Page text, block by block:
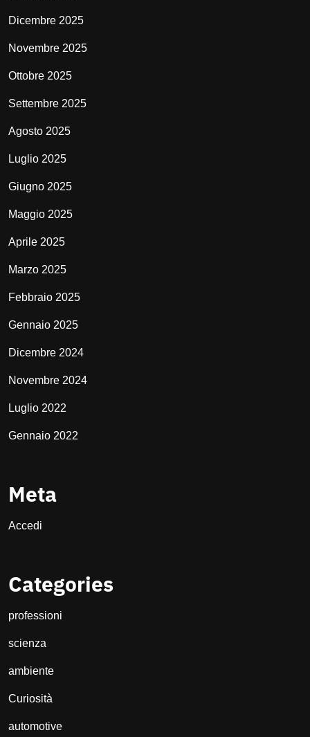
Dicembre 2025
Novembre 2025
Ottobre 2025
Settembre 2025
Agosto 2025
Luglio 2025
Giugno 2025
Maggio 2025
Aprile 2025
Marzo 2025
Febbraio 2025
Gennaio 2025
Dicembre 2024
Novembre 2024
Luglio 2022
Gennaio 2022
Meta
Accedi
Categories
professioni
scienza
ambiente
Curiosità
automotive